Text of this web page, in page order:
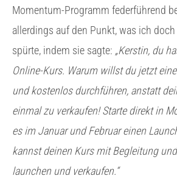
Momentum-Programm federführend
allerdings auf den Punkt, was ich
spürte, indem sie sagte: „Kerstin, du
Online-Kurs. Warum willst du jetzt
und kostenlos durchführen, anstatt
einmal zu verkaufen! Starte direkt in
es im Januar und Februar einen
kannst deinen Kurs mit Begleitung
launchen und verkaufen.“